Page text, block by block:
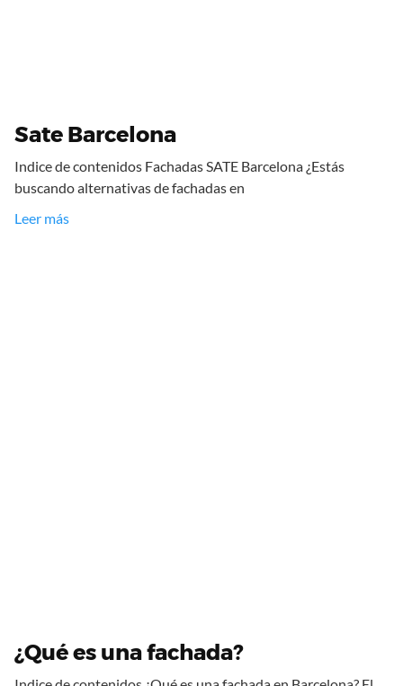
Sate Barcelona
Indice de contenidos Fachadas SATE Barcelona ¿Estás
buscando alternativas de fachadas en
Leer más
¿Qué es una fachada?